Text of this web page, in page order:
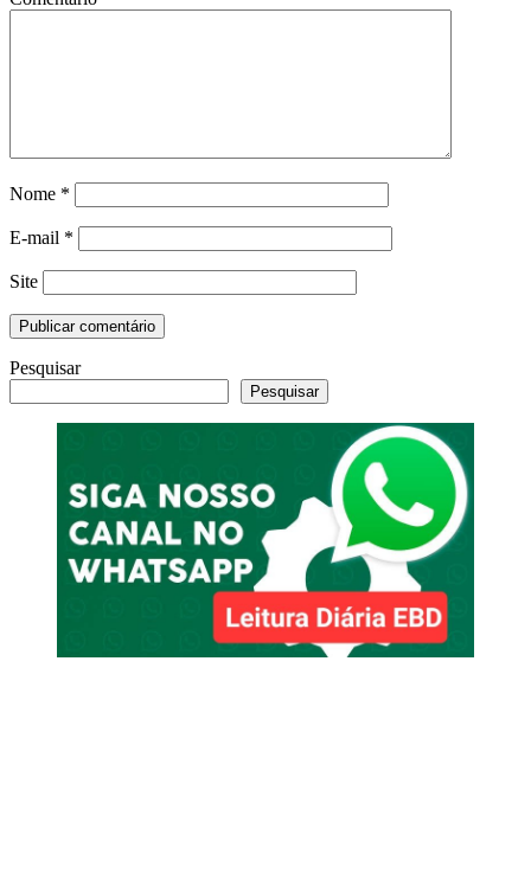
Nome *
E-mail *
Site
Pesquisar
Pesquisar